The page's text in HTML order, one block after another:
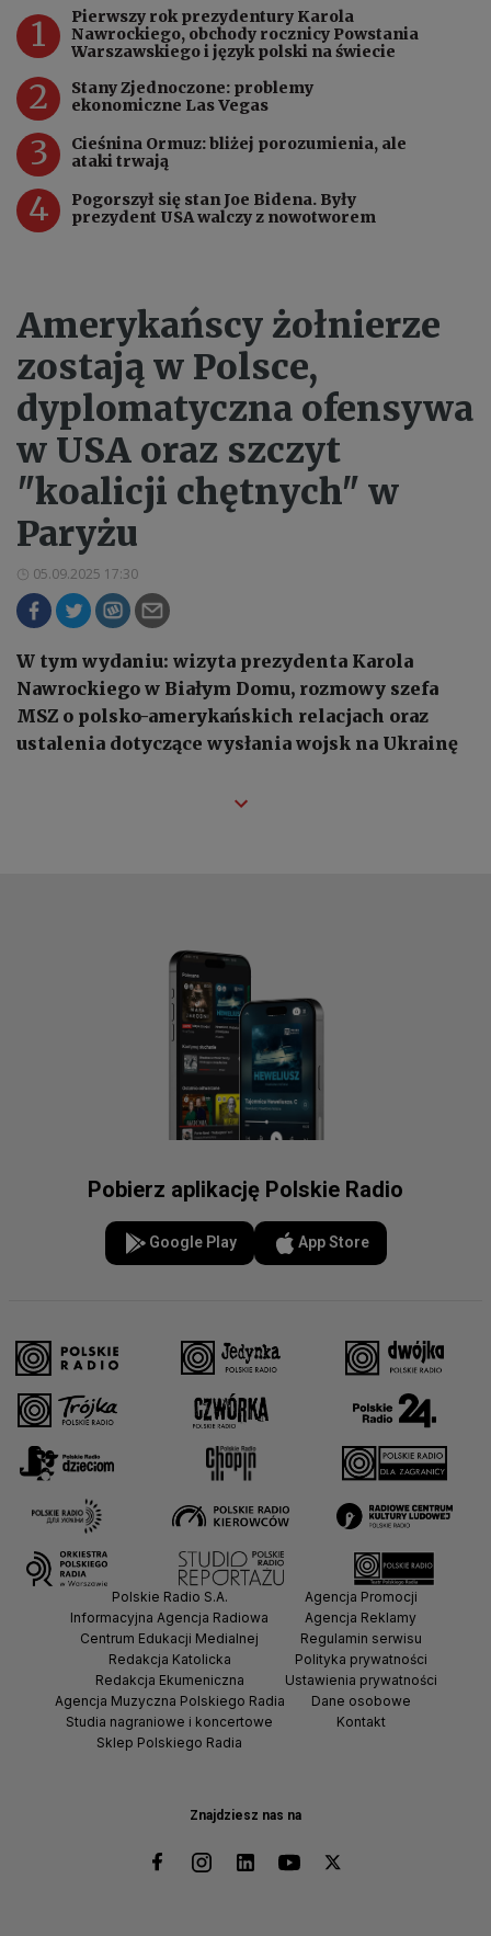
1
Pierwszy rok prezydentury Karola
Nawrockiego, obchody rocznicy Powstania
Warszawskiego i język polski na świecie
2
Stany Zjednoczone: problemy
ekonomiczne Las Vegas
3
Cieśnina Ormuz: bliżej porozumienia, ale
ataki trwają
4
Pogorszył się stan Joe Bidena. Były
prezydent USA walczy z nowotworem
Amerykańscy żołnierze
zostają w Polsce,
dyplomatyczna ofensywa
w USA oraz szczyt
"koalicji chętnych" w
Paryżu
05.09.2025 17:30
W tym wydaniu: wizyta prezydenta Karola
Nawrockiego w Białym Domu, rozmowy szefa
MSZ o polsko-amerykańskich relacjach oraz
ustalenia dotyczące wysłania wojsk na Ukrainę
Pobierz aplikację Polskie Radio
Google Play App Store
Znajdziesz nas na
Polskie Radio S.A.
Informacyjna Agencja Radiowa
Centrum Edukacji Medialnej
Redakcja Katolicka
Redakcja Ekumeniczna
Agencja Muzyczna Polskiego Radia
Studia nagraniowe i koncertowe
Sklep Polskiego Radia
Agencja Promocji
Agencja Reklamy
Regulamin serwisu
Polityka prywatności
Ustawienia prywatności
Dane osobowe
Kontakt